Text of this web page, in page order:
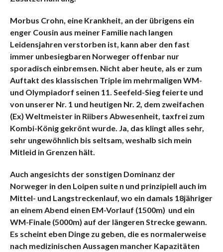
Morbus Crohn, eine Krankheit, an der übrigens ein
enger Cousin aus meiner Familie nach langen
Leidensjahren verstorben ist, kann aber den fast
immer unbesiegbaren Norweger offenbar nur
sporadisch einbremsen. Nicht aber heute, als er zum
Auftakt des klassischen Triple im mehrmaligen WM-
und Olympiadorf seinen 11. Seefeld-Sieg feierte und
von unserer Nr. 1 und heutigen Nr. 2, dem zweifachen
(Ex) Weltmeister in Riibers Abwesenheit, taxfrei zum
Kombi-König gekrönt wurde. Ja, das klingt alles sehr,
sehr ungewöhnlich bis seltsam, weshalb sich mein
Mitleid in Grenzen hält.
Auch angesichts der sonstigen Dominanz der
Norweger in den Loipen suite n und prinzipiell auch im
Mittel- und Langstreckenlauf, wo ein damals 18jähriger
an einem Abend einen EM-Vorlauf (1500m) und ein
WM-Finale (5000m) auf der längeren Strecke gewann.
Es scheint eben Dinge zu geben, die es normalerweise
nach medizinischen Aussagen mancher Kapazitäten